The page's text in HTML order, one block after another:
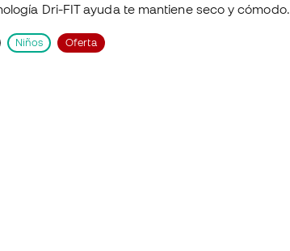
Dri-FIT ayuda te mantiene seco y cómodo.
Niños Oferta